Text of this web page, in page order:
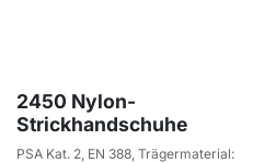
2450 Nylon-
Strickhandschuhe
PSA Kat. 2, EN 388, Trägermaterial: